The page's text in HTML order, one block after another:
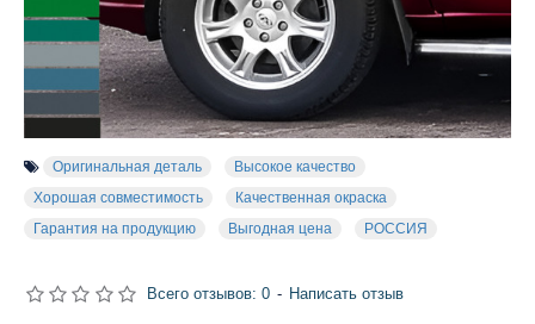
Оригинальная деталь
Высокое качество
Хорошая совместимость
Качественная окраска
Гарантия на продукцию
Выгодная цена РОССИЯ
Всего отзывов: 0 - Написать отзыв